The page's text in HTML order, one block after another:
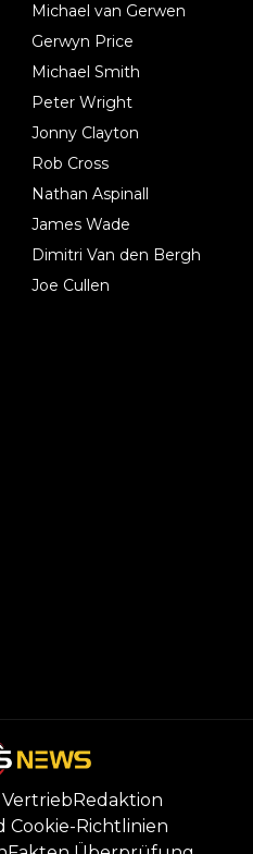
Michael van Gerwen
Gerwyn Price
Michael Smith
Peter Wright
Jonny Clayton
Rob Cross
Nathan Aspinall
James Wade
Dimitri Van den Bergh
Joe Cullen
Redaktion
Cookie-Richtlinien